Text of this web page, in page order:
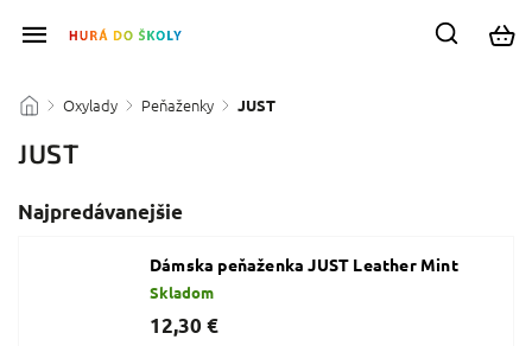
/ Oxylady / Peňaženky / JUST
JUST
Najpredávanejšie
Dámska peňaženka JUST Leather Mint
Skladom
12,30 €